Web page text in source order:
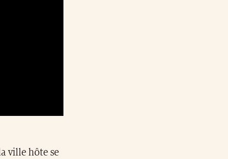
ville hôte se